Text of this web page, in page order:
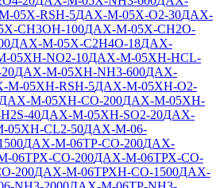
05Х-RSH-5ДАХ-М-05Х-O2-30ДАХ-
CH3OH-100ДАХ-М-05Х-CH2O-
ДАХ-М-05Х-C2H4O-18ДАХ-
05ХН-NO2-10ДАХ-М-05ХН-HCL-
ДАХ-М-05ХН-NH3-600ДАХ-
М-05ХН-RSH-5ДАХ-М-05ХН-O2-
ДАХ-М-05ХН-CO-200ДАХ-М-05ХН-
40ДАХ-М-05ХН-SO2-20ДАХ-
CL2-50ДАХ-М-06-
ДАХ-М-06ТР-CO-200ДАХ-
06ТРХ-CO-200ДАХ-М-06ТРХ-CO-
200ДАХ-М-06ТРХН-CO-1500ДАХ-